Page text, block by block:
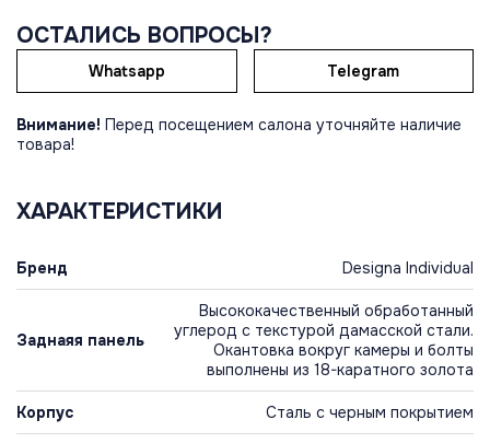
ОСТАЛИСЬ ВОПРОСЫ?
Whatsapp Telegram
Внимание! Перед посещением салона уточняйте наличие
товара!
ХАРАКТЕРИСТИКИ
Бренд Designa Individual
Заднаяя панель
Высококачественный обработанный
углерод с текстурой дамасской стали.
Окантовка вокруг камеры и болты
выполнены из 18-каратного золота
Корпус Сталь с черным покрытием